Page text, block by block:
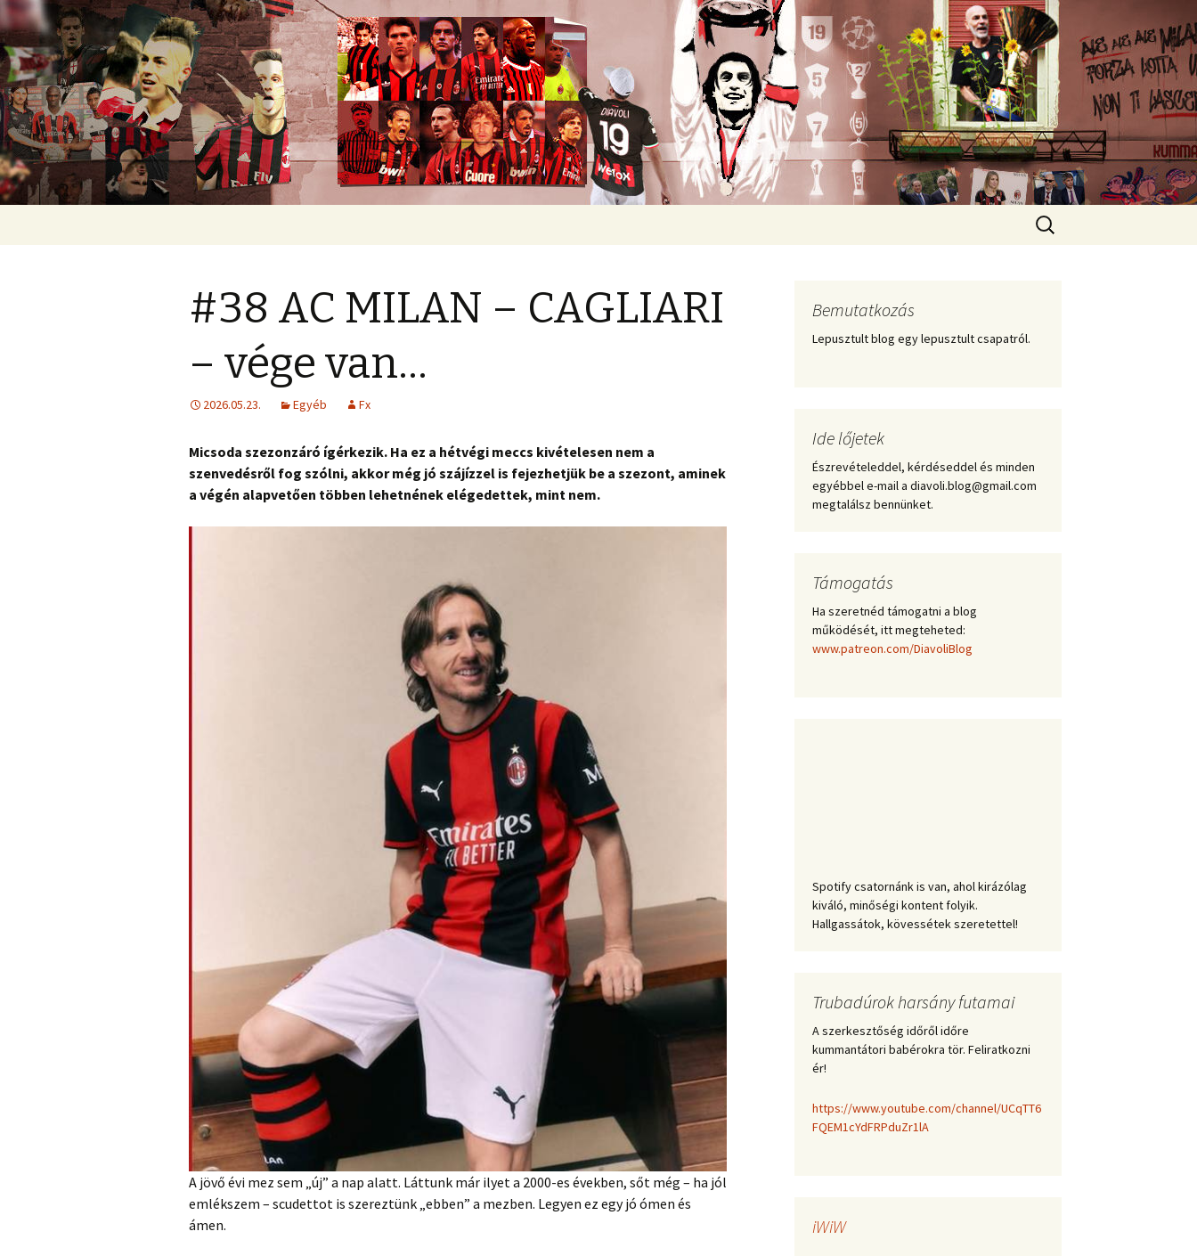
diavoli
Romokban heverő blog egy romokban heverő csapatról.
Keresés:
#38 AC MILAN – CAGLIARI
– vége van…
2026.05.23. Egyéb Fx
Micsoda szezonzáró ígérkezik. Ha ez a hétvégi meccs kivételesen nem a
szenvedésről fog szólni, akkor még jó szájízzel is fejezhetjük be a szezont, aminek
a végén alapvetően többen lehetnének elégedettek, mint nem.
A jövő évi mez sem „új” a nap alatt. Láttunk már ilyet a 2000-es években, sőt még – ha jól
emlékszem – scudettot is szereztünk „ebben” a mezben. Legyen ez egy jó ómen és
ámen.
Bemutatkozás
Lepusztult blog egy lepusztult csapatról.
Ide lőjetek
Észrevételeddel, kérdéseddel és minden
egyébbel e-mail a diavoli.blog@gmail.com
megtalálsz bennünket.
Támogatás
Ha szeretnéd támogatni a blog
működését, itt megteheted:
www.patreon.com/DiavoliBlog
Spotify csatornánk is van, ahol kirázólag
kiváló, minőségi kontent folyik.
Hallgassátok, kövessétek szeretettel!
Trubadúrok harsány futamai
A szerkesztőség időről időre
kummantátori babérokra tör. Feliratkozni
ér!
https://www.youtube.com/channel/UCqTT6
FQEM1cYdFRPduZr1lA
iWiW